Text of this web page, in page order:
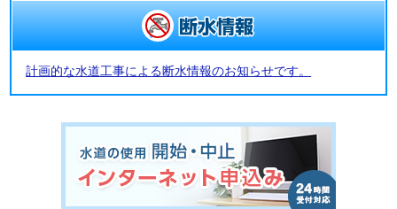
計画的な水道工事による断水情報のお知らせです。